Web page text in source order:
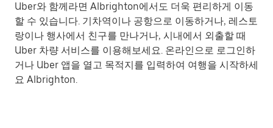
Uber와 함께라면 Albrighton에서도 더욱 편리하게 이동
할 수 있습니다. 기차역이나 공항으로 이동하거나, 레스토
랑이나 행사에서 친구를 만나거나, 시내에서 외출할 때
Uber 차량 서비스를 이용해보세요. 온라인으로 로그인하
거나 Uber 앱을 열고 목적지를 입력하여 여행을 시작하세
요 Albrighton.